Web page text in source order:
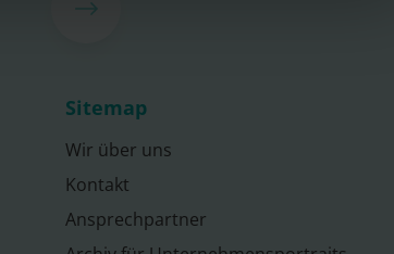
Sitemap
Wir über uns
Kontakt
Ansprechpartner